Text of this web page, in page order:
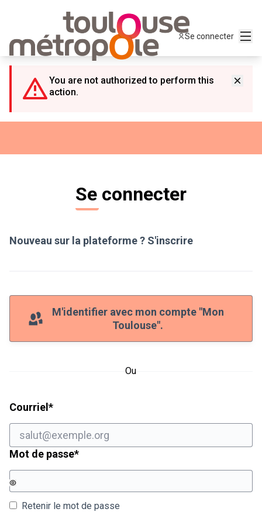
Se connecter
You are not authorized to perform this
action.
Se connecter
Nouveau sur la plateforme ? S'inscrire
M'identifier avec mon compte "Mon
Toulouse".
Ou
Courriel *Champ obligatoire
Mot de passe*Champ obligatoire
Retenir le mot de passe